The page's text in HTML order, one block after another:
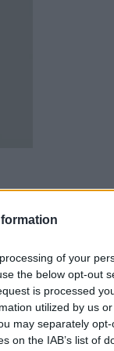
of your
the below opt-out
is processed
utilized by us
may separately
on the IAB’s list of
după ce
după ce o
penală